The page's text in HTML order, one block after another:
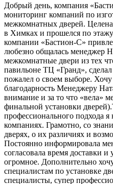
Добрый день, компания
мониторинг компаний по
межкомнатных дверей.
в Химках и прошелся по
компании «Бастион-С»
любезно общалась менеджер
межкомнатные двери из тех
павильоне ТЦ «Гранд»,
пожалел о своем выборе.
благодарность Менеджеру
внимание и за то что «вела»
финальной установки
профессионального подхода я
компаниях. Грамотно, со
дверях, о их различиях и
Постоянно информировала
согласовала время доставки
огромное. Дополнительно
специалистам по установке
специалисты, супер